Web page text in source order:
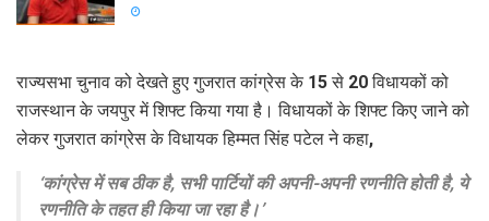
राज्यसभा चुनाव को देखते हुए गुजरात कांग्रेस के 15 से 20 विधायकों को
राजस्थान के जयपुर में शिफ्ट किया गया है। विधायकों के शिफ्ट किए जाने को
लेकर गुजरात कांग्रेस के विधायक हिम्मत सिंह पटेल ने कहा,
‘कांग्रेस में सब ठीक है, सभी पार्टियों की अपनी-अपनी रणनीति होती है, ये
रणनीति के तहत ही किया जा रहा है।’